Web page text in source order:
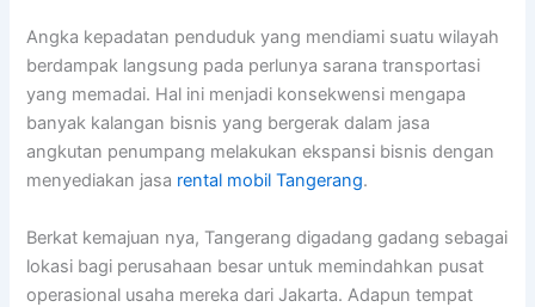
Angka kepadatan penduduk yang mendiami suatu wilayah
berdampak langsung pada perlunya sarana transportasi
yang memadai. Hal ini menjadi konsekwensi mengapa
banyak kalangan bisnis yang bergerak dalam jasa
angkutan penumpang melakukan ekspansi bisnis dengan
menyediakan jasa rental mobil Tangerang.
Berkat kemajuan nya, Tangerang digadang gadang sebagai
lokasi bagi perusahaan besar untuk memindahkan pusat
operasional usaha mereka dari Jakarta. Adapun tempat